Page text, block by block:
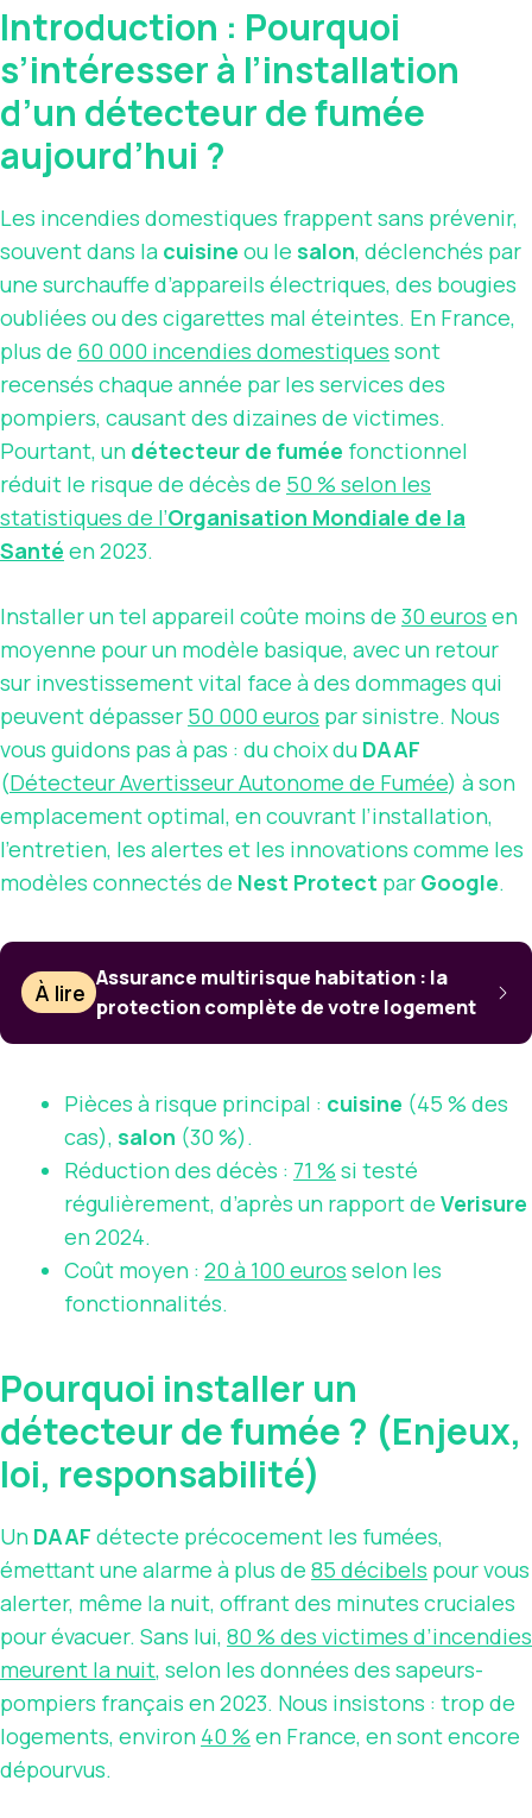
Introduction : Pourquoi
s’intéresser à l’installation
d’un détecteur de fumée
aujourd’hui ?
Les incendies domestiques frappent sans prévenir,
souvent dans la cuisine ou le salon, déclenchés par
une surchauffe d’appareils électriques, des bougies
oubliées ou des cigarettes mal éteintes. En France,
plus de 60 000 incendies domestiques sont
recensés chaque année par les services des
pompiers, causant des dizaines de victimes.
Pourtant, un détecteur de fumée fonctionnel
réduit le risque de décès de 50 % selon les
statistiques de l’Organisation Mondiale de la
Santé en 2023.
Installer un tel appareil coûte moins de 30 euros en
moyenne pour un modèle basique, avec un retour
sur investissement vital face à des dommages qui
peuvent dépasser 50 000 euros par sinistre. Nous
vous guidons pas à pas : du choix du DAAF
(Détecteur Avertisseur Autonome de Fumée) à son
emplacement optimal, en couvrant l’installation,
l’entretien, les alertes et les innovations comme les
modèles connectés de Nest Protect par Google.
À lire
Assurance multirisque habitation : la
protection complète de votre logement
Pièces à risque principal : cuisine (45 % des
cas), salon (30 %).
Réduction des décès : 71 % si testé
régulièrement, d’après un rapport de Verisure
en 2024.
Coût moyen : 20 à 100 euros selon les
fonctionnalités.
Pourquoi installer un
détecteur de fumée ? (Enjeux,
loi, responsabilité)
Un DAAF détecte précocement les fumées,
émettant une alarme à plus de 85 décibels pour vous
alerter, même la nuit, offrant des minutes cruciales
pour évacuer. Sans lui, 80 % des victimes d’incendies
meurent la nuit, selon les données des sapeurs-
pompiers français en 2023. Nous insistons : trop de
logements, environ 40 % en France, en sont encore
dépourvus.